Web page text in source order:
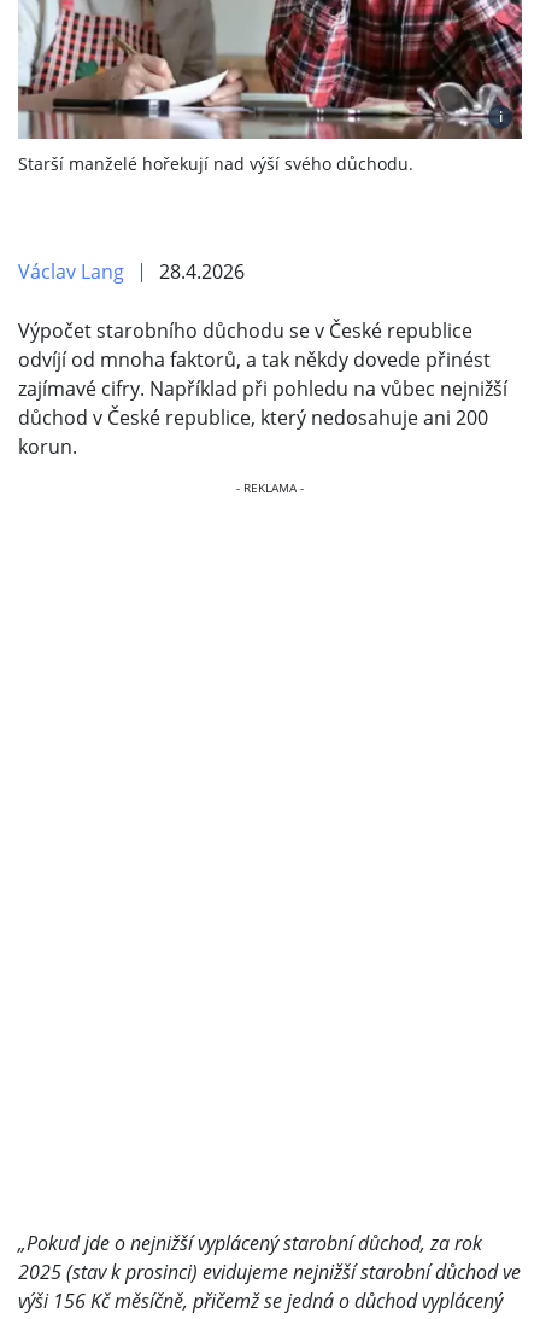
i
Starší manželé hořekují nad výší svého důchodu.
Václav Lang 28.4.2026
Výpočet starobního důchodu se v České republice
odvíjí od mnoha faktorů, a tak někdy dovede přinést
zajímavé cifry. Například při pohledu na vůbec nejnižší
důchod v České republice, který nedosahuje ani 200
korun.
„Pokud jde o nejnižší vyplácený starobní důchod, za rok
2025 (stav k prosinci) evidujeme nejnižší starobní důchod ve
výši 156 Kč měsíčně, přičemž se jedná o důchod vyplácený